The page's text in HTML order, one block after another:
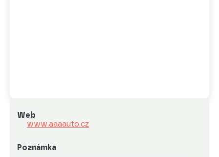
Web
www.aaaauto.cz
Poznámka